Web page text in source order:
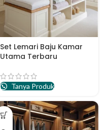
Set Lemari Baju Kamar
Utama Terbaru
Tanya Produk